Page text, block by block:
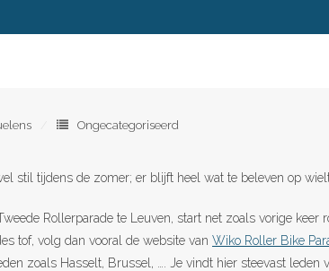
Ongecategoriseerd
stil tijdens de zomer; er blijft heel wat te beleven op
Rollerparade te Leuven, start net zoals vorige keer
tof, volg dan vooral de website van Wiko Roller Bike
zoals Hasselt, Brussel, …. Je vindt hier steevast leden